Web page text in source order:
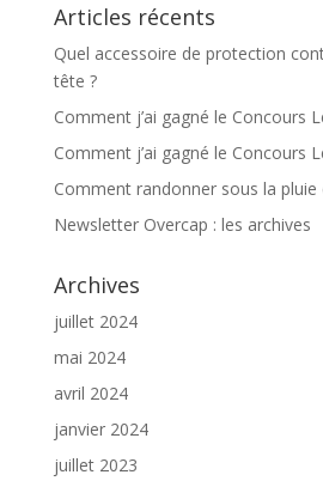
Articles récents
Quel accessoire de protection
tête ?
Comment j’ai gagné le Concours
Comment j’ai gagné le Concours
Comment randonner sous la
Newsletter Overcap : les archives
Archives
juillet 2024
mai 2024
avril 2024
janvier 2024
juillet 2023